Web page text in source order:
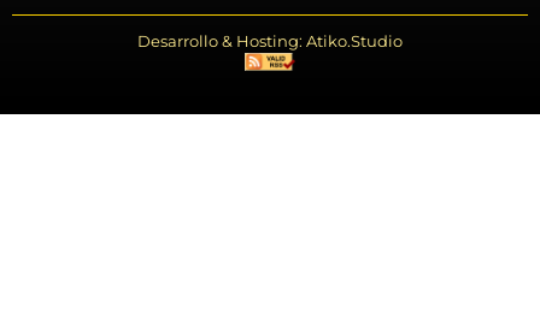
Desarrollo & Hosting: Atiko.Studio